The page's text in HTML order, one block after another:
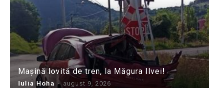
Mașină lovită de tren, la Măgura Ilvei!
Iulia Hoha - august 9, 2026